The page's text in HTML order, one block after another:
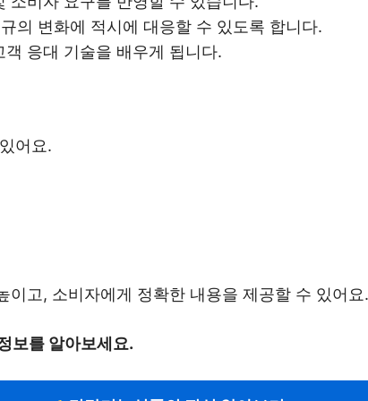
의 변화에 적시에 대응할 수 있도록 합니다.
응대 기술을 배우게 됩니다.
어요.
고, 소비자에게 정확한 내용을 제공할 수 있어요.
보를 알아보세요.